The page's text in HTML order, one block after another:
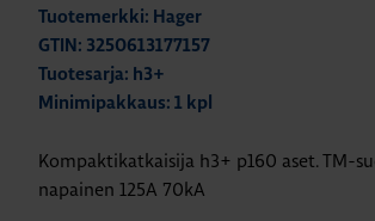
Tuotemerkki: Hager
GTIN: 3250613177157
Tuotesarja: h3+
Minimipakkaus: 1 kpl
Kompaktikatkaisija h3+ p160 aset. TM-
napainen 125A 70kA